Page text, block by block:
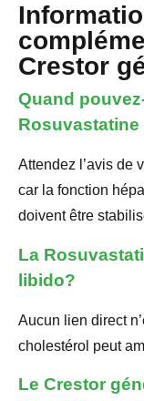
Crestor
Quand
Attendez l’avis de
car la fonction
doivent être
La
libido?
Aucun lien direct
cholestérol peut
Le Crestor